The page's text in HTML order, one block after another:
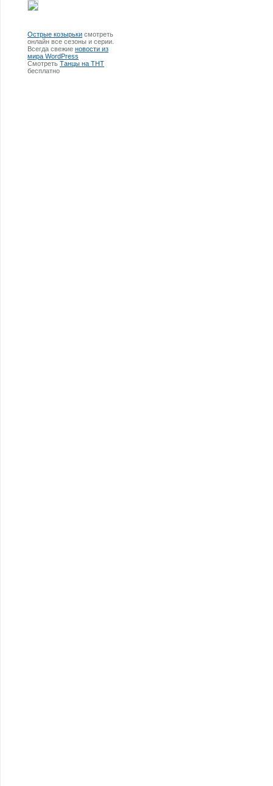
Острые козырьки смотреть
онлайн все сезоны и серии.
Всегда свежие новости из
мира WordPress
Смотреть Танцы на ТНТ
бесплатно